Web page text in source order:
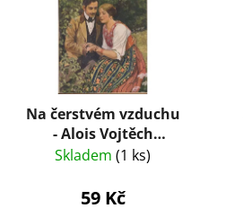
Na čerstvém vzduchu
- Alois Vojtěch
Šmilovský
Skladem (1 ks)
59 Kč